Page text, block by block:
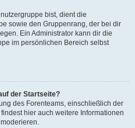
bist, dient die
sowie den Gruppenrang, der bei dir
Ein Administrator kann dir die
im persönlichen Bereich selbst
der Startseite?
des Forenteams, einschließlich der
hier auch weitere Informationen